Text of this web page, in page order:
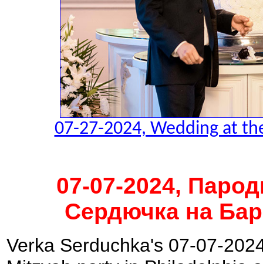
07-27-2024, Wedding at
07-07-2024,
Сердючка на
Verka Serduchka's 07-07-